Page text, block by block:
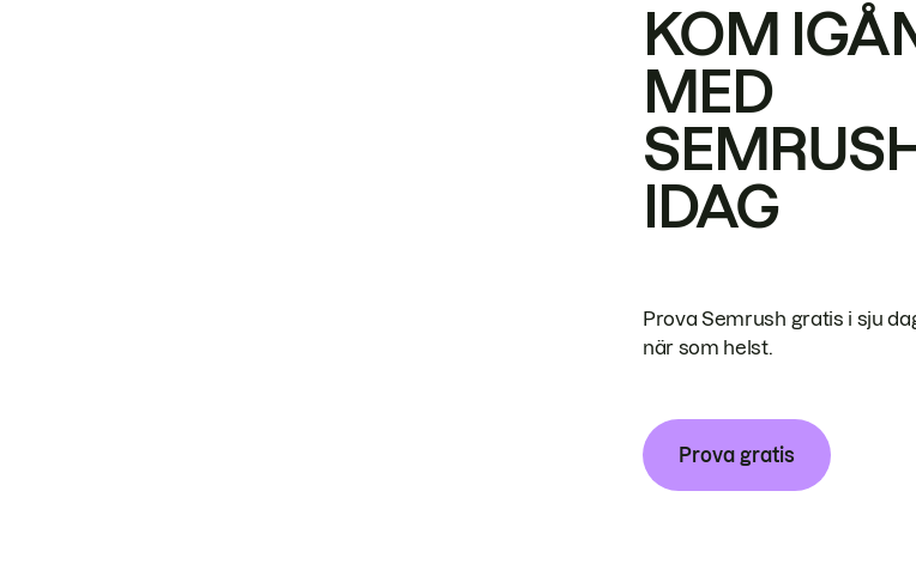
KOM
MED
IDAG
Prova Semrush gratis i sju
när som helst.
Prova gratis